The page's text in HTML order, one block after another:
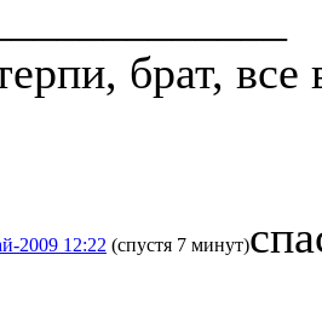
бpат, все
2009 12:22 (спустя 7 минут)